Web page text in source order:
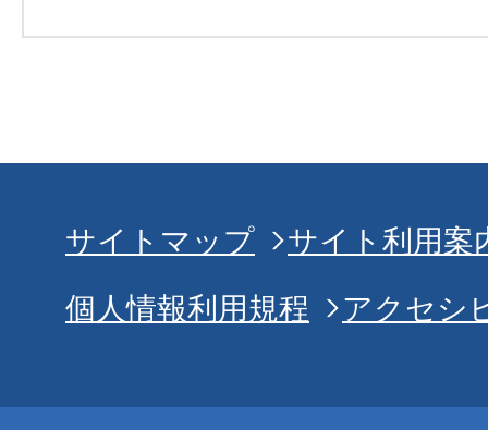
サイトマップ
サイト利用案
個人情報利用規程
アクセシ